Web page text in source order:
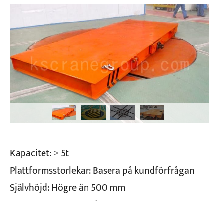
Kapacitet: ≥ 5t
Plattformsstorlekar: Basera på kundförfrågan
Självhöjd: Högre än 500 mm